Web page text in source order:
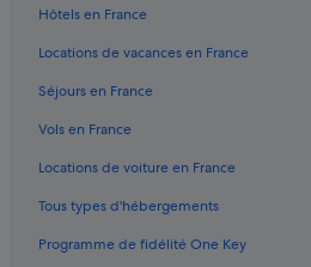
Hôtels en France
Locations de vacances en France
Séjours en France
Vols en France
Locations de voiture en France
Tous types d'hébergements
Programme de fidélité One Key